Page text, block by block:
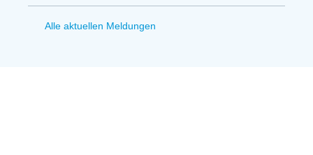
Alle aktuellen Meldungen